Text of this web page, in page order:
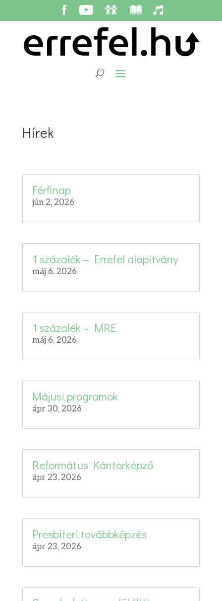
Hírek
Férfinap
jún 2, 2026
1 százalék – Errefel alapítvány
máj 6, 2026
1 százalék – MRE
máj 6, 2026
Májusi programok
ápr 30, 2026
Református Kántorképző
ápr 23, 2026
Presbiteri továbbképzés
ápr 23, 2026